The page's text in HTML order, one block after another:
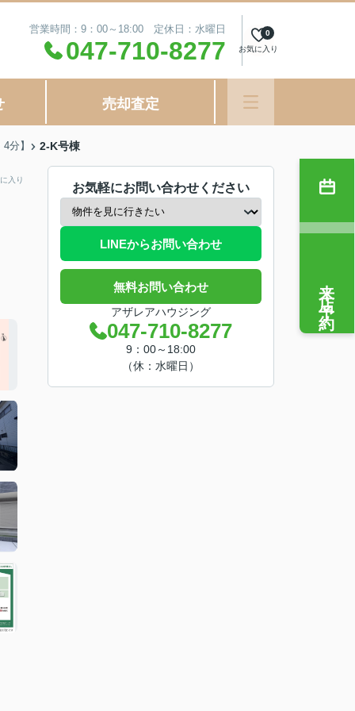
営業時間：9：00～18:00 定休日：水曜日
047-710-8277 お気に入り
0
売却査定
分】 2-K号棟
入り
お気軽にお問い合わせください
LINEからお問い合わせ
無料お問い合わせ
アザレアハウジング
047-710-8277
9：00～18:00
（休：水曜日）
来店予約